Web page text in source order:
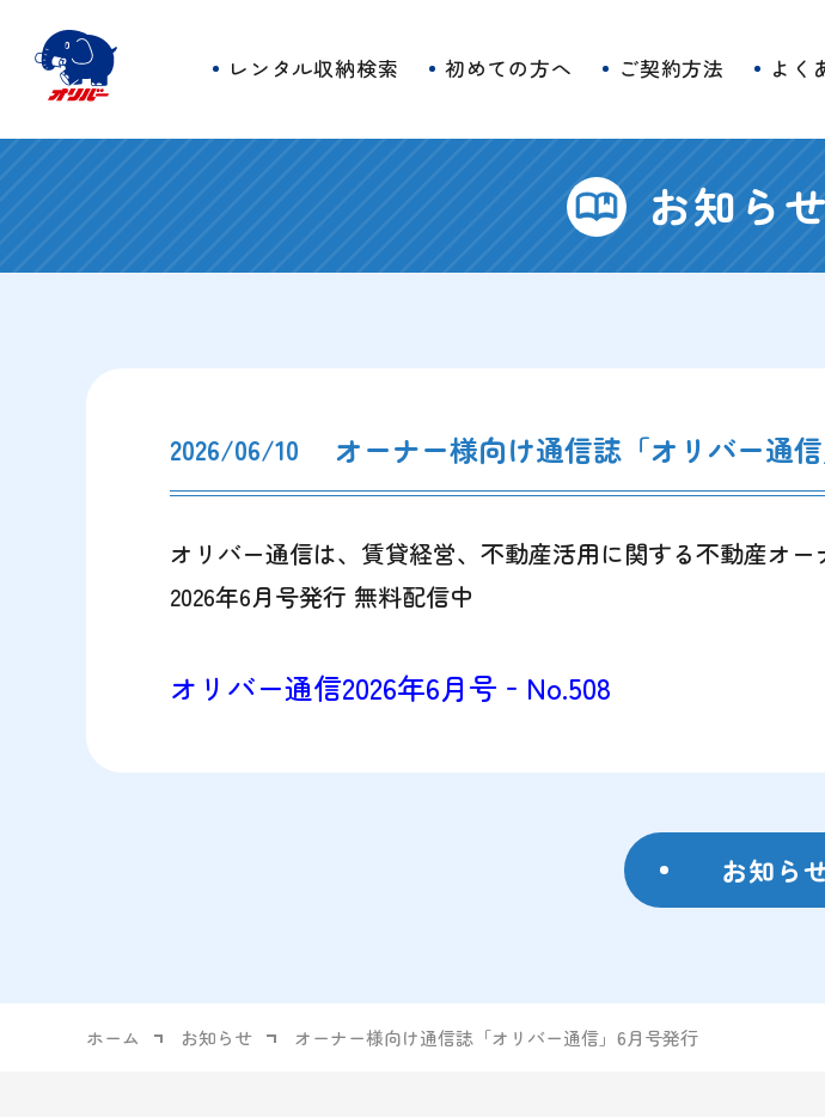
レンタル収納検索 初めての方へ ご契約方法 よく
お知らせ
2026/06/10 オーナー様向け通信誌「オリバー通
オリバー通信は、賃貸経営、不動産活用に関する不動産オー
2026年6月号発行 無料配信中
オリバー通信2026年6月号 ‐No.508
お知ら
ホーム お知らせ オーナー様向け通信誌「オリバー通信」6月号発行